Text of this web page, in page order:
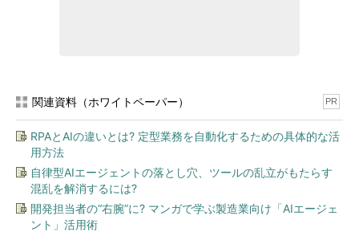
関連資料（ホワイトペーパー） PR
RPAとAIの違いとは? 定型業務を自動化するための具体的な活
用方法
自律型AIエージェントの落とし穴、ツールの乱立がもたらす
混乱を解消するには?
開発担当者の“右腕”に? マンガで学ぶ製造業向け「AIエージェ
ント」活用術